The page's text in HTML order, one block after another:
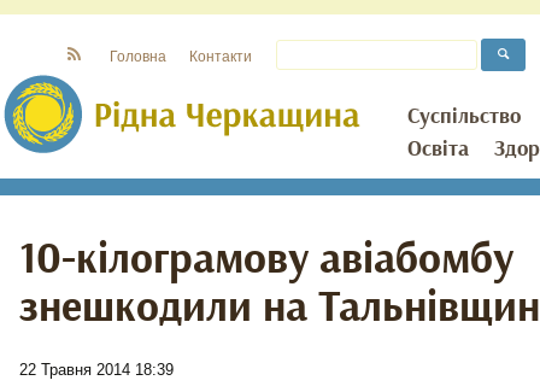
Суспільство
Освіта
Головна Контакти
10-кілограмову авіабомбу
знешкодили на
22 Травня 2014 18:39